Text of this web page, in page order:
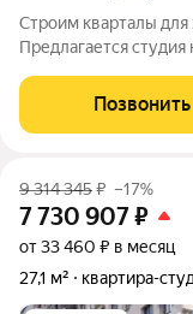
Строим кварталы
Предлагается
"Мытищи Парк".Квартиру в
как с отделкой, так и
Позвонить
9 314 345₽ –17%
7 730 907₽
от 33 460 ₽ в месяц
27,1 м²
квартира-